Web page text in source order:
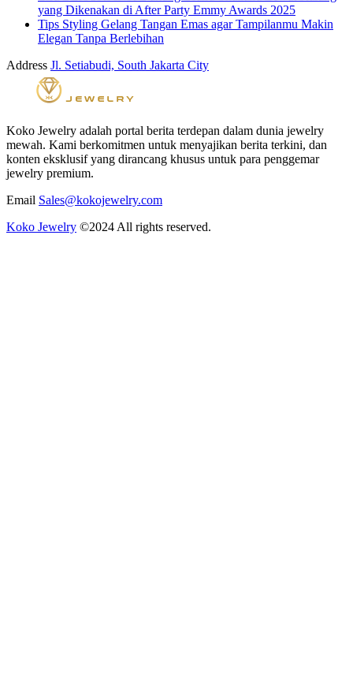
yang Dikenakan di After Party Emmy Awards 2025
Tips Styling Gelang Tangan Emas agar Tampilanmu Makin
Elegan Tanpa Berlebihan
Address Jl. Setiabudi, South Jakarta City
Koko Jewelry adalah portal berita terdepan dalam dunia jewelry
mewah. Kami berkomitmen untuk menyajikan berita terkini, dan
konten eksklusif yang dirancang khusus untuk para penggemar
jewelry premium.
Email Sales@kokojewelry.com
Koko Jewelry ©2024 All rights reserved.